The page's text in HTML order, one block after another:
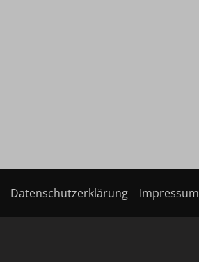
Datenschutzerklärung Impressum